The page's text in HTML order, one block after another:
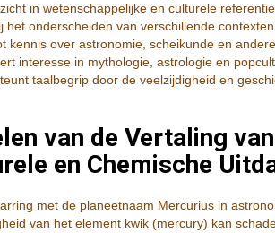
in wetenschappelijke en culturele
het onderscheiden van verschillende
kennis over astronomie, scheikunde en
interesse in mythologie, astrologie en
taalbegrip door de veelzijdigheid en
van de Vertaling
en Chemische
met de planeetnaam Mercurius in
van het element kwik (mercury) kan